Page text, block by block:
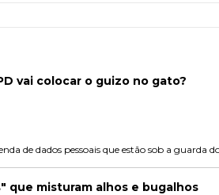
vai colocar o guizo no gato?
de dados pessoais que estão sob a guarda
que misturam alhos e bugalhos